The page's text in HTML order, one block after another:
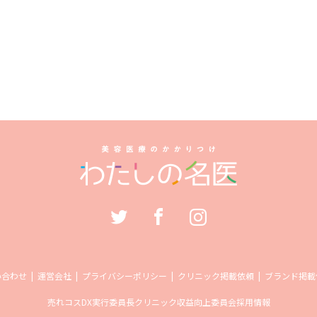
わせ 運営会社 プライバシーポリシー クリニック掲載依頼 ブランド掲
売れコスDX実行委員長クリニック収益向上委員会採用情報